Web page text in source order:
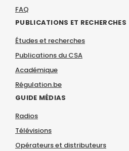
FAQ
PUBLICATIONS ET RECHERCHES
Études et recherches
Publications du CSA
Académique
Régulation.be
GUIDE MÉDIAS
Radios
Télévisions
Opérateurs et distributeurs